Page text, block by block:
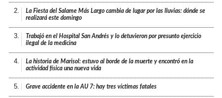
2.
La Fiesta del Salame Más Largo cambia de lugar por las lluvias: dónde se
realizará este domingo
3.
Trabajó en el Hospital San Andrés y lo detuvieron por presunto ejercicio
ilegal de la medicina
4.
La historia de Marisol: estuvo al borde de la muerte y encontró en la
actividad física una nueva vida
5. Grave accidente en la AU 7: hay tres víctimas fatales